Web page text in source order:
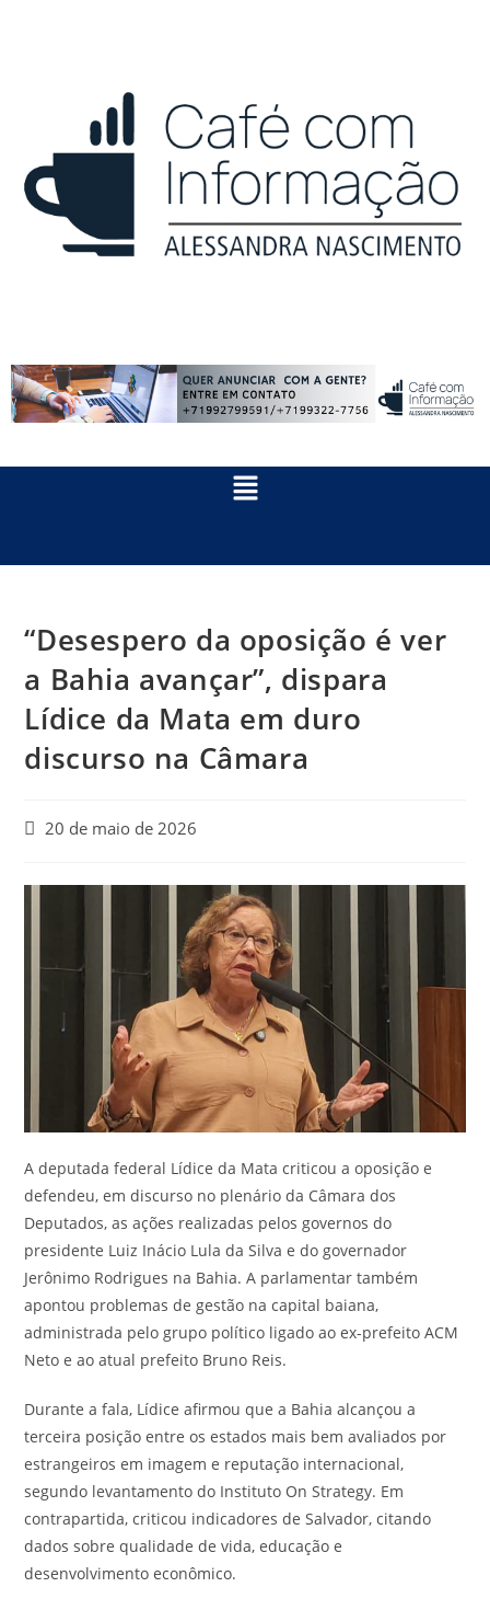
“Desespero da oposição é ver
a Bahia avançar”, dispara
Lídice da Mata em duro
discurso na Câmara
20 de maio de 2026
A deputada federal Lídice da Mata criticou a oposição e
defendeu, em discurso no plenário da Câmara dos
Deputados, as ações realizadas pelos governos do
presidente Luiz Inácio Lula da Silva e do governador
Jerônimo Rodrigues na Bahia. A parlamentar também
apontou problemas de gestão na capital baiana,
administrada pelo grupo político ligado ao ex-prefeito ACM
Neto e ao atual prefeito Bruno Reis.
Durante a fala, Lídice afirmou que a Bahia alcançou a
terceira posição entre os estados mais bem avaliados por
estrangeiros em imagem e reputação internacional,
segundo levantamento do Instituto On Strategy. Em
contrapartida, criticou indicadores de Salvador, citando
dados sobre qualidade de vida, educação e
desenvolvimento econômico.